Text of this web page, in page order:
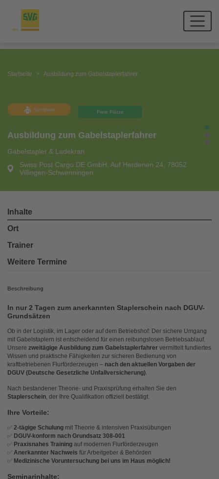
Startseite Ausbildung zum Gabelstaplerfahrer
Seminare Freie Plätze
Ausbildung zum Gabelstaplerfahrer
Gabelstapler & Ladekran
Swiss Post Cargo DE GmbH, Auf Herdenen 24, 78052
Villingen-Schwenningen
Inhalte
Ort
Trainer
Weitere Termine
Beschreibung
In nur 2 Tagen zum anerkannten Staplerschein nach DGUV-
Grundsätzen
Ob in der Logistik, im Lager oder auf dem Betriebshof: Der sichere Umgang
mit Gabelstaplern ist entscheidend für einen reibungslosen Betriebsablauf.
Unsere zweitägige Ausbildung zum Gabelstaplerfahrer vermittelt fundiertes
Wissen und praktische Fähigkeiten zur sicheren Bedienung von
kraftbetriebenen Flurförderzeugen – nach den aktuellen Vorgaben der
DGUV (Deutsche Gesetzliche Unfallversicherung).
Nach bestandener Theorie- und Praxisprüfung erhalten Sie den
Staplerschein, der Ihre Qualifikation offiziell bestätigt.
Ihre Vorteile:
✅ 2-tägige Schulung mit Theorie & intensiven Praxisübungen
✅ DGUV-konform nach Grundsatz 308-001
✅ Praxisnahes Training auf modernen Flurförderzeugen
✅ Anerkannter Nachweis für Arbeitgeber & Behörden
✅ Medizinische Voruntersuchung bei uns im Haus möglich!
Seminarinhalte: